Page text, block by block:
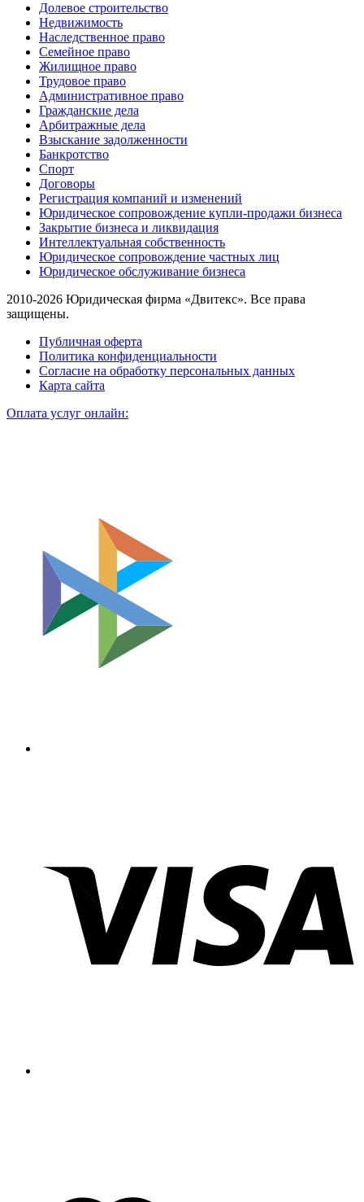
Долевое строительство
Недвижимость
Наследственное право
Семейное право
Жилищное право
Трудовое право
Административное право
Гражданские дела
Арбитражные дела
Взыскание задолженности
Банкротство
Спорт
Договоры
Регистрация компаний и изменений
Юридическое сопровождение купли-продажи бизнеса
Закрытие бизнеса и ликвидация
Интеллектуальная собственность
Юридическое сопровождение частных лиц
Юридическое обслуживание бизнеса
2010-2026 Юридическая фирма «Двитекс». Все права
защищены.
Публичная оферта
Политика конфиденциальности
Согласие на обработку персональных данных
Карта сайта
Оплата услуг онлайн: